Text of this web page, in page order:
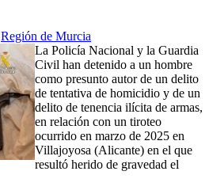
Región de Murcia
La Policía Nacional y la Guardia
Civil han detenido a un hombre
como presunto autor de un delito
de tentativa de homicidio y de un
delito de tenencia ilícita de armas,
en relación con un tiroteo
ocurrido en marzo de 2025 en
Villajoyosa (Alicante) en el que
resultó herido de gravedad el